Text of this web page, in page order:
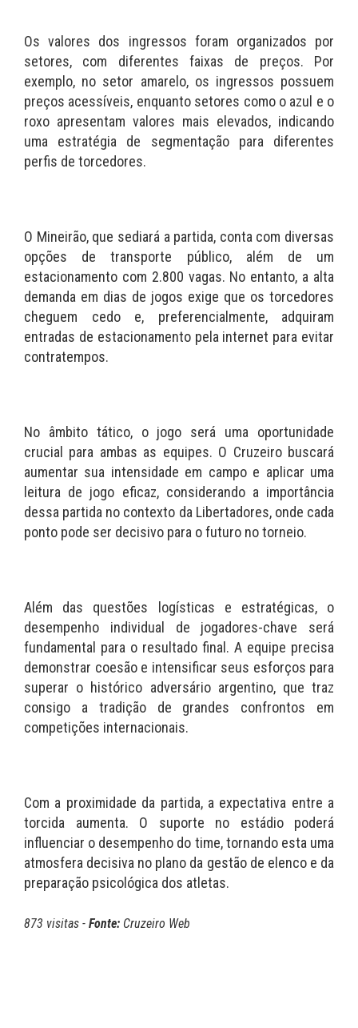
Os valores dos ingressos foram organizados por
setores, com diferentes faixas de preços. Por
exemplo, no setor amarelo, os ingressos possuem
preços acessíveis, enquanto setores como o azul e o
roxo apresentam valores mais elevados, indicando
uma estratégia de segmentação para diferentes
perfis de torcedores.
O Mineirão, que sediará a partida, conta com diversas
opções de transporte público, além de um
estacionamento com 2.800 vagas. No entanto, a alta
demanda em dias de jogos exige que os torcedores
cheguem cedo e, preferencialmente, adquiram
entradas de estacionamento pela internet para evitar
contratempos.
No âmbito tático, o jogo será uma oportunidade
crucial para ambas as equipes. O Cruzeiro buscará
aumentar sua intensidade em campo e aplicar uma
leitura de jogo eficaz, considerando a importância
dessa partida no contexto da Libertadores, onde cada
ponto pode ser decisivo para o futuro no torneio.
Além das questões logísticas e estratégicas, o
desempenho individual de jogadores-chave será
fundamental para o resultado final. A equipe precisa
demonstrar coesão e intensificar seus esforços para
superar o histórico adversário argentino, que traz
consigo a tradição de grandes confrontos em
competições internacionais.
Com a proximidade da partida, a expectativa entre a
torcida aumenta. O suporte no estádio poderá
influenciar o desempenho do time, tornando esta uma
atmosfera decisiva no plano da gestão de elenco e da
preparação psicológica dos atletas.
873 visitas - Fonte: Cruzeiro Web